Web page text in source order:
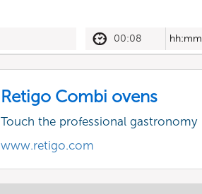
00:08 hh:mm
Retigo Combi ovens
Touch the professional gastronomy
www.retigo.com